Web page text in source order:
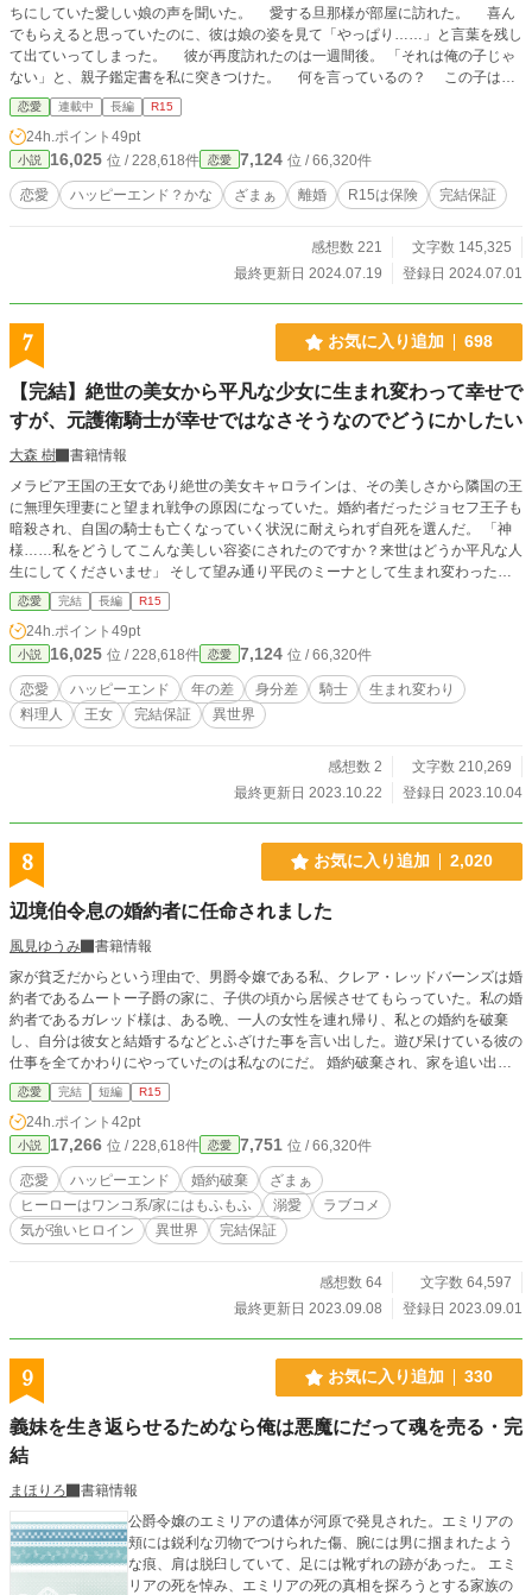
ちにしていた愛しい娘の声を聞いた。 愛する旦那様が部屋に訪れた。 喜ん
でもらえると思っていたのに、彼は娘の姿を見て「やっぱり……」と言葉を残し
て出ていってしまった。 彼が再度訪れたのは一週間後。 「それは俺の子じゃ
ない」と、親子鑑定書を私に突きつけた。 何を言っているの？ この子は正
真正銘、貴方の子なのに？ 彼は話しも聞かず、私を屋敷から追い出した。
そして、私を追い出すよう命令された専属侍女から、「私、妊娠しているの。
旦那様の子よ」と告げられた。 愛し、愛されて結婚したのに、彼は私を裏切
っていた……。 途方にくれる私だったが、顔を真っ赤にして泣く娘を見て
「私が守らなきゃ」と立ち上がった。 不実な男なんか、こっちから捨てて
やる！ この子は私が立派に育てるわ！ ーーーーーーーーーーーーーーーーー
ので、手直しが終わり次第順次投稿致します。 設定はゆるいです。 楽しん
恋愛 連載中 長編 R15
24h.ポイント 49pt
小説 16,025 位 / 228,618件 恋愛 7,124 位 / 66,320件
恋愛 ハッピーエンド？かな ざまぁ 離婚 R15は保険 完結保証
感想数 221
文字数 145,325
最終更新日 2024.07.19
登録日 2024.07.01
7 お気に入り追加 698
【完結】絶世の美女から平凡な少女に生まれ変わって幸せで
すが、元護衛騎士が幸せではなさそうなのでどうにかしたい
大森 樹
書籍情報
メラビア王国の王女であり絶世の美女キャロラインは、その美しさから隣国の王
に無理矢理妻にと望まれ戦争の原因になっていた。婚約者だったジョセフ王子も
暗殺され、自国の騎士も亡くなっていく状況に耐えられず自死を選んだ。 「神
様……私をどうしてこんな美しい容姿にされたのですか？来世はどうか平凡な人
生にしてくださいませ」 そして望み通り平民のミーナとして生まれ変わった彼
女はのびのびと平和に楽しく生きていた。お金はないけど、自由で幸せ！最高！
そんなある日ミーナはボロボロの男を助ける。その男は……自分がキャロライン
だった頃に最期まで自分を護ってくれた護衛騎士の男ライナスだった。死んだよ
うな瞳で生きている彼に戸惑いを覚える。 ミーナの恋のお話です。ミーナを好
きな魅力的な男達も沢山現れて……彼女は最終的に誰を選ぶのか？
恋愛 完結 長編 R15
24h.ポイント 49pt
小説 16,025 位 / 228,618件 恋愛 7,124 位 / 66,320件
恋愛 ハッピーエンド 年の差 身分差 騎士
生まれ変わり
料理人
王女 完結保証 異世界
感想数 2
文字数 210,269
最終更新日 2023.10.22
登録日 2023.10.04
8 お気に入り追加 2,020
辺境伯令息の婚約者に任命されました
風見ゆうみ
書籍情報
家が貧乏だからという理由で、男爵令嬢である私、クレア・レッドバーンズは婚
約者であるムートー子爵の家に、子供の頃から居候させてもらっていた。私の婚
約者であるガレッド様は、ある晩、一人の女性を連れ帰り、私との婚約を破棄
し、自分は彼女と結婚するなどとふざけた事を言い出した。遊び呆けている彼の
仕事を全てかわりにやっていたのは私なのにだ。 婚約破棄され、家を追い出さ
れてしまった私の前に現れたのは、ジュード辺境伯家の次男のイーサンだった。
ガレッド様が連れ帰ってきた女性は彼の元婚約者だという事がわかり、私を気の
毒に思ってくれた彼は、私を彼の家に招き入れてくれることになって……。 ※
筆者が考えた異世界の世界観であり、設定はゆるゆるで、ご都合主義です。クズ
がいますので、ご注意下さい。
恋愛 完結 短編 R15
24h.ポイント 42pt
小説 17,266 位 / 228,618件 恋愛 7,751 位 / 66,320件
恋愛 ハッピーエンド 婚約破棄
ざまぁ
ヒーローはワンコ系/家にはもふもふ
溺愛
ラブコメ
気が強いヒロイン
異世界 完結保証
感想数 64
文字数 64,597
最終更新日 2023.09.08
登録日 2023.09.01
9 お気に入り追加 330
義妹を生き返らせるためなら俺は悪魔にだって魂を売る・完
結
まほりろ
書籍情報
公爵令嬢のエミリアの遺体が河原で発見された。エミリアの
頬には鋭利な刃物でつけられた傷、腕には男に掴まれたよう
な痕、肩は脱臼していて、足には靴ずれの跡があった。 エミ
リアの死を悼み、エミリアの死の真相を探ろうとする家族の